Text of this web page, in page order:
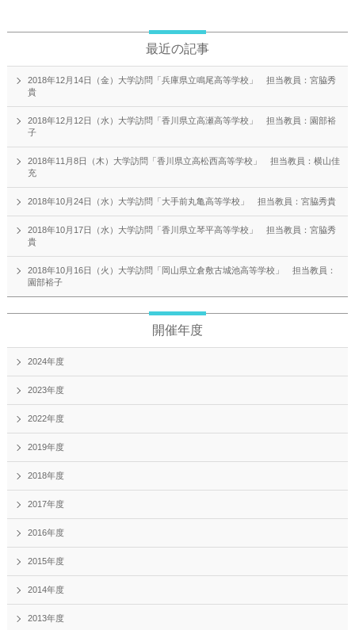
最近の記事
2018年12月14日（金）大学訪問「兵庫県立鳴尾高等学校」 担当教員：宮脇秀
貴
2018年12月12日（水）大学訪問「香川県立高瀬高等学校」 担当教員：園部裕
子
2018年11月8日（木）大学訪問「香川県立高松西高等学校」 担当教員：横山佳
充
2018年10月24日（水）大学訪問「大手前丸亀高等学校」 担当教員：宮脇秀貴
2018年10月17日（水）大学訪問「香川県立琴平高等学校」 担当教員：宮脇秀
貴
2018年10月16日（火）大学訪問「岡山県立倉敷古城池高等学校」 担当教員：
園部裕子
開催年度
2024年度
2023年度
2022年度
2019年度
2018年度
2017年度
2016年度
2015年度
2014年度
2013年度